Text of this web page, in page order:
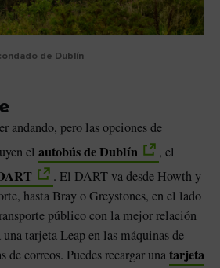
de Dublín
andando, pero las opciones de
el autobús de Dublín
, el
. El DART va desde Howth y
hasta Bray o Greystones, en el lado
público con la mejor relación
tarjeta Leap en las máquinas de
correos. Puedes recargar unatarjeta